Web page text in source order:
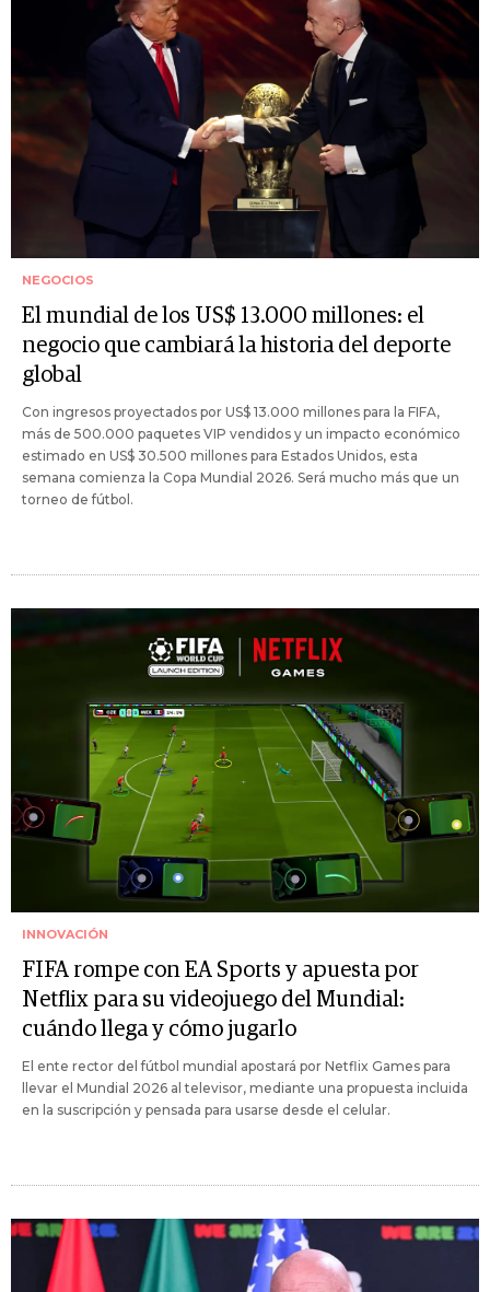
NEGOCIOS
El mundial de los US$ 13.000 millones: el
negocio que cambiará la historia del deporte
global
Con ingresos proyectados por US$ 13.000 millones para la FIFA,
más de 500.000 paquetes VIP vendidos y un impacto económico
estimado en US$ 30.500 millones para Estados Unidos, esta
semana comienza la Copa Mundial 2026. Será mucho más que un
torneo de fútbol.
INNOVACIÓN
FIFA rompe con EA Sports y apuesta por
Netflix para su videojuego del Mundial:
cuándo llega y cómo jugarlo
El ente rector del fútbol mundial apostará por Netflix Games para
llevar el Mundial 2026 al televisor, mediante una propuesta incluida
en la suscripción y pensada para usarse desde el celular.